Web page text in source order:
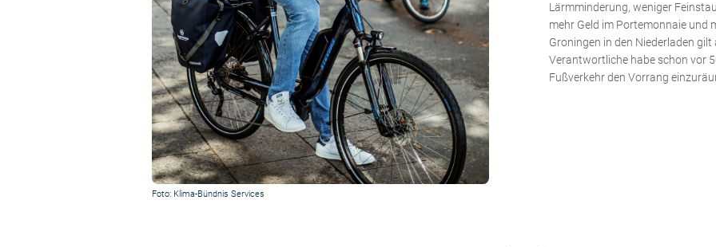
Lärmminderung, weniger
mehr Geld im Portemonnaie und
Groningen in den Niederladen
Verantwortliche habe schon vor
Fußverkehr den Vorrang
Foto: Klima-Bündnis Services